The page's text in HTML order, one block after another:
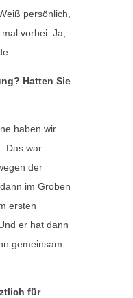
persönlich,
vorbei. Ja,
Hatten Sie
haben wir
Das war
der
im Groben
ersten
er hat dann
gemeinsam
für